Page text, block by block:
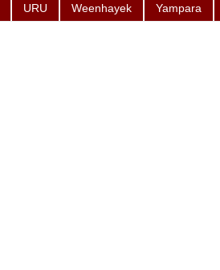
URU Weenhayek Yampara